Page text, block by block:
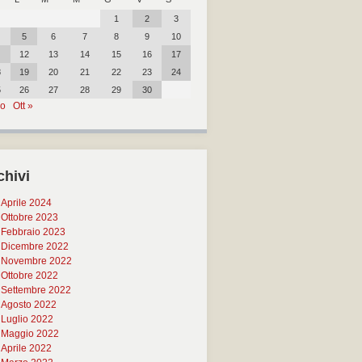
1
2
3
5 6 7 8 9
10
12 13 14 15 16
17
19 20 21 22 23
24
26 27 28 29 30
Ott »
Aprile 2024
Ottobre 2023
Febbraio 2023
Dicembre 2022
Novembre 2022
Ottobre 2022
Settembre 2022
Agosto 2022
Luglio 2022
Maggio 2022
Aprile 2022